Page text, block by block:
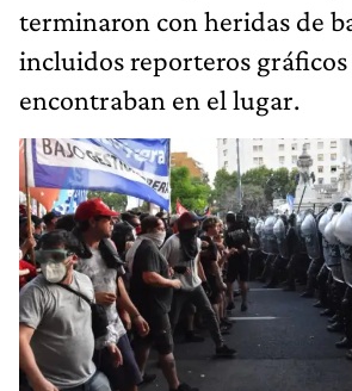
terminaron con heridas de
incluidos reporteros gráficos
encontraban en el lugar.